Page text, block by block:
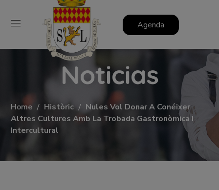
Agenda
Noticias
Home Històric
Nules Vol Donar A Conéixer
Altres Cultures Amb La Trobada Gastronòmica I
Intercultural